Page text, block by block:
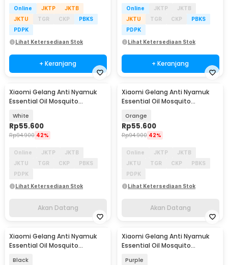
Online JKTP
JKTB
JKTU
TGR CKP
PBKS
PDPK
Lihat Ketersediaan Stok
+ Keranjang
Online JKTP
JKTB
JKTU
TGR CKP
PBKS
PDPK
Lihat Ketersediaan Stok
+ Keranjang
Akan Datang
Xiaomi Gelang Anti Nyamuk
Essential Oil Mosquito
White
Rp55.600
Rp94.900 42%
Online JKTP
JKTB
JKTU
TGR CKP
PBKS
PDPK
Lihat Ketersediaan Stok
Akan Datang
Akan Datang
Xiaomi Gelang Anti Nyamuk
Essential Oil Mosquito
Orange
Rp55.600
Rp94.900 42%
Online JKTP
JKTB
JKTU
TGR CKP
PBKS
PDPK
Lihat Ketersediaan Stok
Akan Datang
Akan Datang
Xiaomi Gelang Anti Nyamuk
Essential Oil Mosquito
Black
Akan Datang
Xiaomi Gelang Anti Nyamuk
Essential Oil Mosquito
Purple